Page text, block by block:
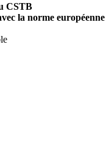
CSTB
la norme européenne